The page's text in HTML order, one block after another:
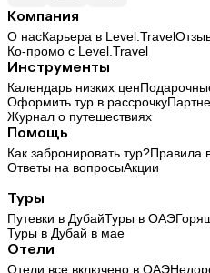
Компания
О насКарьера в Level.Travel
Ко-промо с Level.Travel
Инструменты
Календарь низких цен
Оформить тур в рассрочку
Журнал о путешествиях
Помощь
Как забронировать тур?Правила
Ответы на вопросыАкции
Туры
Путевки в ДубайТуры в ОАЭ
Туры в Дубай в мае
Отели
Отели все включено в ОАЭ